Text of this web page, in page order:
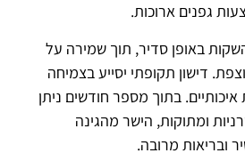
גפנים ארוכות.
באופן סדיר, תוך שמירה על
דישון תקופתי יסייע בצמיחה
בתוך מספר חודשים ניתן
ומתוקות, הישר מהגינה
ובריאות מרובה.